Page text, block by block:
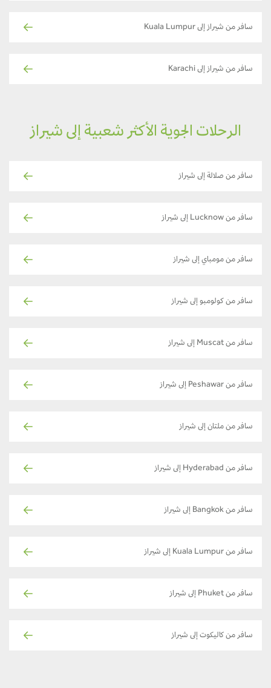
سافر من شيراز إلى Kuala Lumpur
سافر من شيراز إلى Karachi
الرحلات الجوية الأكثر شعبية إلى شيراز
سافر من صلالة إلى شيراز
سافر من Lucknow إلى شيراز
سافر من مومباي إلى شيراز
سافر من كولومبو إلى شيراز
سافر من Muscat إلى شيراز
سافر من Peshawar إلى شيراز
سافر من ملتان إلى شيراز
سافر من Hyderabad إلى شيراز
سافر من Bangkok إلى شيراز
سافر من Kuala Lumpur إلى شيراز
سافر من Phuket إلى شيراز
سافر من كاليكوت إلى شيراز